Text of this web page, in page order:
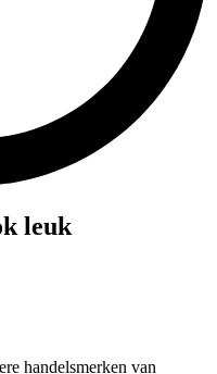
leuk
handelsmerken van